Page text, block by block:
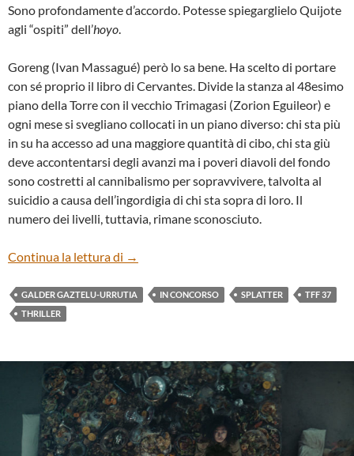
Sono profondamente d’accordo. Potesse spiegarglielo Quijote
agli “ospiti” dell’hoyo.
Goreng (Ivan Massagué) però lo sa bene. Ha scelto di portare
con sé proprio il libro di Cervantes. Divide la stanza al 48esimo
piano della Torre con il vecchio Trimagasi (Zorion Eguileor) e
ogni mese si svegliano collocati in un piano diverso: chi sta più
in su ha accesso ad una maggiore quantità di cibo, chi sta giù
deve accontentarsi degli avanzi ma i poveri diavoli del fondo
sono costretti al cannibalismo per sopravvivere, talvolta al
suicidio a causa dell’ingordigia di chi sta sopra di loro. Il
numero dei livelli, tuttavia, rimane sconosciuto.
Continua la lettura di “EL HOYO – THE PLATFORM” DI
→
GALDER GAZTELU-URRUTIA IN CONCORSO SPLATTER
TFF 37
THRILLER